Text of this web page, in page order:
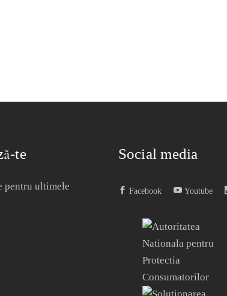
te
pentru ultimele
Social media
Facebook Youtube